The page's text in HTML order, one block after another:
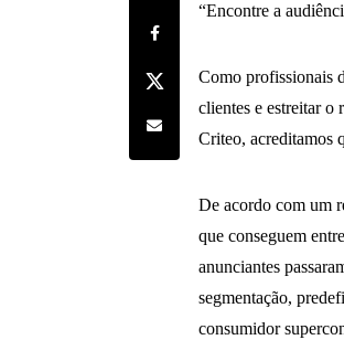
Share on Facebook
Share on Twitter
Share by e-mail
“Encontre a
Como profissionais
clientes e estreitar o
Criteo, acreditamos
De acordo com um
que conseguem
anunciantes
segmentação,
consumidor